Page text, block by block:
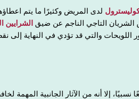
لدى المريض وكثيرًا ما يتم
التاجي الناجم عن ضيقالشرايين
اللويحات والتي قد تؤدي في النهاية
نسبيًا، إلا أنه من الآثار الجانبية